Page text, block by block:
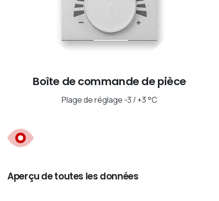
Boîte de commande de pièce
Plage de réglage -3 / +3 °C
Aperçu de toutes les données